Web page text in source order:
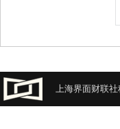
上海界面财联